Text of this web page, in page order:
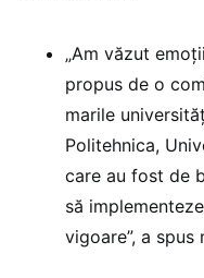
„Am văzut
propus de o
marile
Politehnica,
care au fost de
să
vigoare”, a spus